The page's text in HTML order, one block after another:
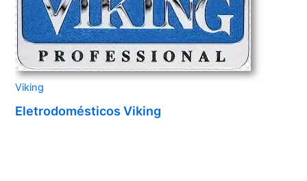
Viking
Eletrodomésticos Viking